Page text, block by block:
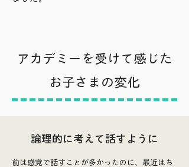
​アカデミーを受けて感じた
お子さまの変化
論理的に考えて話すように
前は感覚で話すことが多かったのに、最近はち